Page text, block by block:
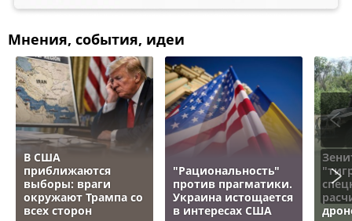
Мнения, события, идеи
В США
приближаются
выборы: враги
окружают Трампа со
всех сторон
"Рациональность"
против прагматики.
Украина истощается
в интересах США